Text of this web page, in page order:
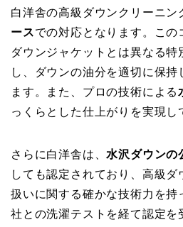
白洋舎の高級ダウンクリーニン
ースでの対応となります。この
ダウンジャケットとは異なる特
し、ダウンの油分を適切に保持
ます。また、プロの技術による
っくらとした仕上がりを実現し
さらに白洋舎は、 水沢ダウンの
しても認定されており、高級ダ
扱いに関する確かな技術力を持
社との洗濯テストを経て認定を